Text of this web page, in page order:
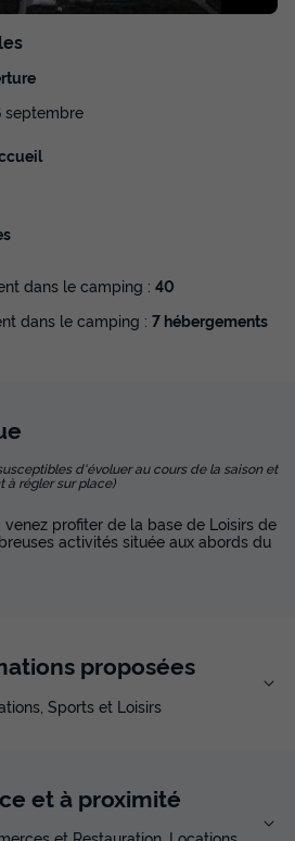
septembre
dans le camping : 40
dans le camping : 7 hébergements
d'évoluer au cours de la saison et
à régler sur place)
profiter de la base de Loisirs de
activités située aux abords du
proposées
Sports et Loisirs
et à proximité